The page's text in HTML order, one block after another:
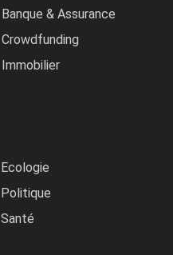
Banque & Assurance
Crowdfunding
Immobilier
Ecologie
Politique
Santé